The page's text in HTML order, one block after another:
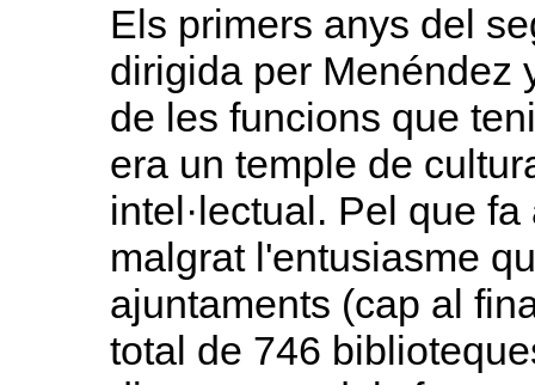
Els primers anys del
dirigida per
de les funcions que
era un temple de
intel·lectual. Pel que
malgrat l'entusiasme
ajuntaments (cap al
total de 746